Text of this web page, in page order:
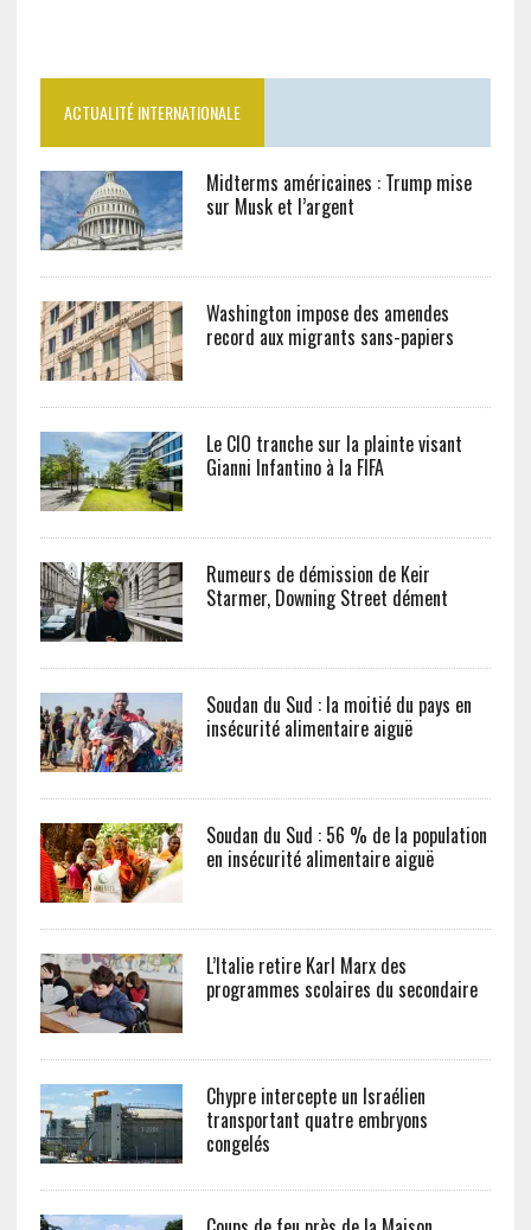
ACTUALITÉ INTERNATIONALE
Midterms américaines : Trump mise
sur Musk et l’argent
Washington impose des amendes
record aux migrants sans-papiers
Le CIO tranche sur la plainte visant
Gianni Infantino à la FIFA
Rumeurs de démission de Keir
Starmer, Downing Street dément
Soudan du Sud : la moitié du pays en
insécurité alimentaire aiguë
Soudan du Sud : 56 % de la population
en insécurité alimentaire aiguë
L’Italie retire Karl Marx des
programmes scolaires du secondaire
Chypre intercepte un Israélien
transportant quatre embryons
congelés